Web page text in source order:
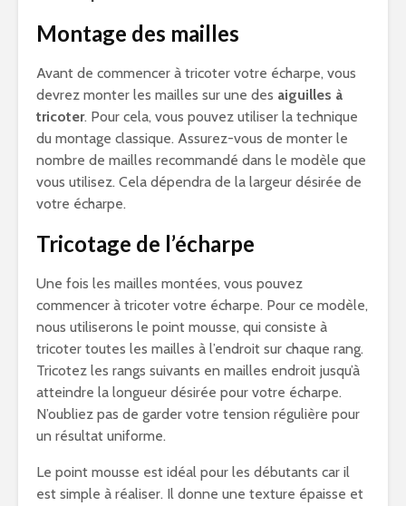
Montage des mailles
Avant de commencer à tricoter votre écharpe, vous
devrez monter les mailles sur une des aiguilles à
tricoter. Pour cela, vous pouvez utiliser la technique
du montage classique. Assurez-vous de monter le
nombre de mailles recommandé dans le modèle que
vous utilisez. Cela dépendra de la largeur désirée de
votre écharpe.
Tricotage de l’écharpe
Une fois les mailles montées, vous pouvez
commencer à tricoter votre écharpe. Pour ce modèle,
nous utiliserons le point mousse, qui consiste à
tricoter toutes les mailles à l’endroit sur chaque rang.
Tricotez les rangs suivants en mailles endroit jusqu’à
atteindre la longueur désirée pour votre écharpe.
N’oubliez pas de garder votre tension régulière pour
un résultat uniforme.
Le point mousse est idéal pour les débutants car il
est simple à réaliser. Il donne une texture épaisse et